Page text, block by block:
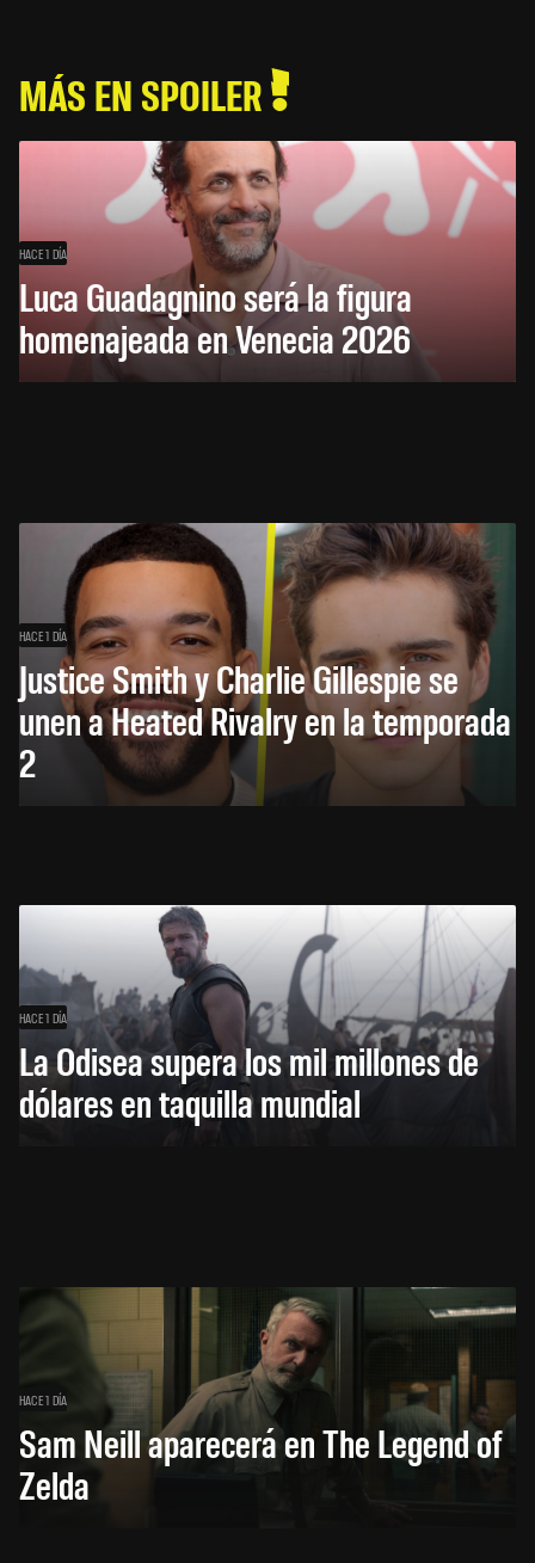
MÁS EN SPOILER
HACE 1 DÍA
Luca Guadagnino será la figura
homenajeada en Venecia 2026
HACE 1 DÍA
Justice Smith y Charlie Gillespie se
unen a Heated Rivalry en la temporada
2
HACE 1 DÍA
La Odisea supera los mil millones de
dólares en taquilla mundial
HACE 1 DÍA
Sam Neill aparecerá en The Legend of
Zelda